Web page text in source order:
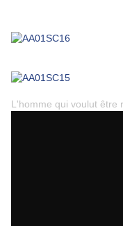
L'homme qui voulut être